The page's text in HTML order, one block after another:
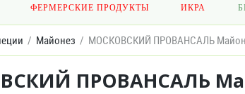
ФЕРМЕРСКИЕ ПРОДУКТЫ ИКРА
Майонез МОСКОВСКИЙ ПРОВАНСАЛЬ
ПРОВАНСАЛЬ